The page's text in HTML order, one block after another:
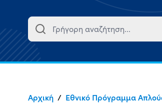
Αρχική / Εθνικό Πρόγραμμα